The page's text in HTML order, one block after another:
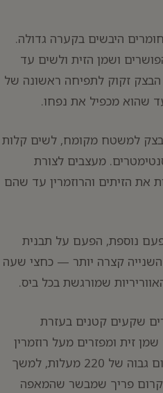
היבשים בקערה גדולה.
ושמן הזית ולשים עד
זקוק לתפיחה ראשונה של
שהוא מכפיל את נפחו.
למשטח מקומח, לשים קלות
מעצבים לצורת
את הזיתים והרוזמרין עד שהם
נוספת, הפעם על תבנית
קצרה יותר — כחצי שעה
שמורגשת בכל ביס.
שקעים קטנים בעזרת
זית ומפזרים מעל רוזמרין
ומלח גס. האפייה מתבצעת בחום גבוה של 220 מעלות, למשך
ולקרום פריך שמבשר שהמאפה